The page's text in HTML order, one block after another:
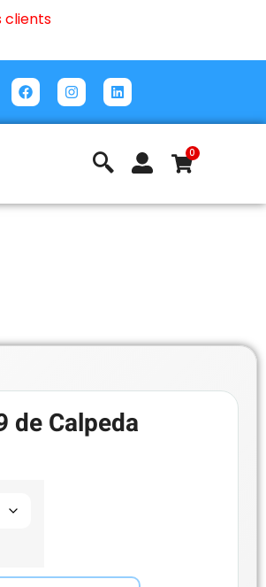
clients
0
de Calpeda